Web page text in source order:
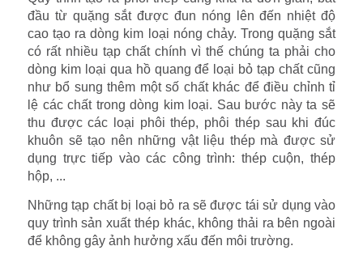
đầu từ quặng sắt được đun nóng lên đến nhiệt độ
cao tạo ra dòng kim loại nóng chảy. Trong quặng sắt
có rất nhiều tạp chất chính vì thế chúng ta phải cho
dòng kim loại qua hồ quang để loại bỏ tạp chất cũng
như bổ sung thêm một số chất khác để điều chỉnh tỉ
lệ các chất trong dòng kim loại. Sau bước này ta sẽ
thu được các loại phôi thép, phôi thép sau khi đúc
khuôn sẽ tạo nên những vật liệu thép mà được sử
dụng trực tiếp vào các công trình: thép cuộn, thép
hộp, ...
Những tạp chất bị loại bỏ ra sẽ được tái sử dụng vào
quy trình sản xuất thép khác, không thải ra bên ngoài
để không gây ảnh hưởng xấu đến môi trường.